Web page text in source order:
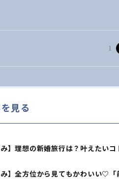
1
見る
み】理想の新婚旅行は？叶えたい
み】全方位から見てもかわいい♡